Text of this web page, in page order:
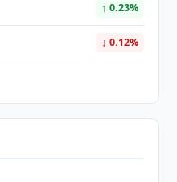
↑ 0.23%
↓ 0.12%